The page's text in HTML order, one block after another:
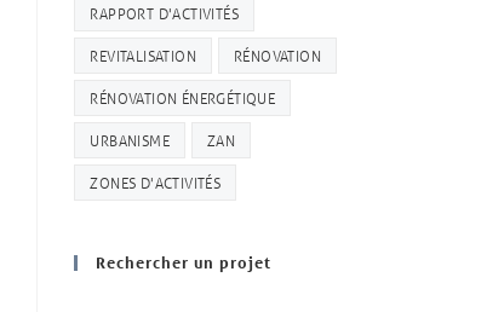
RAPPORT D'ACTIVITÉS
REVITALISATION RÉNOVATION
RÉNOVATION ÉNERGÉTIQUE
URBANISME ZAN
ZONES D'ACTIVITÉS
Rechercher un projet